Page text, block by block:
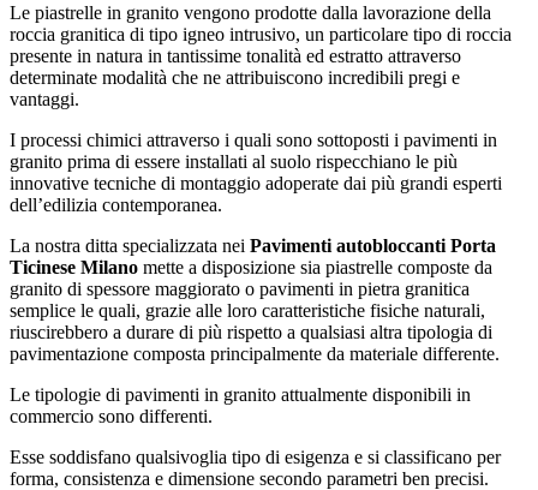
Le piastrelle in granito vengono prodotte dalla lavorazione della
roccia granitica di tipo igneo intrusivo, un particolare tipo di roccia
presente in natura in tantissime tonalità ed estratto attraverso
determinate modalità che ne attribuiscono incredibili pregi e
vantaggi.
I processi chimici attraverso i quali sono sottoposti i pavimenti in
granito prima di essere installati al suolo rispecchiano le più
innovative tecniche di montaggio adoperate dai più grandi esperti
dell’edilizia contemporanea.
La nostra ditta specializzata nei Pavimenti autobloccanti Porta
Ticinese Milano mette a disposizione sia piastrelle composte da
granito di spessore maggiorato o pavimenti in pietra granitica
semplice le quali, grazie alle loro caratteristiche fisiche naturali,
riuscirebbero a durare di più rispetto a qualsiasi altra tipologia di
pavimentazione composta principalmente da materiale differente.
Le tipologie di pavimenti in granito attualmente disponibili in
commercio sono differenti.
Esse soddisfano qualsivoglia tipo di esigenza e si classificano per
forma, consistenza e dimensione secondo parametri ben precisi.